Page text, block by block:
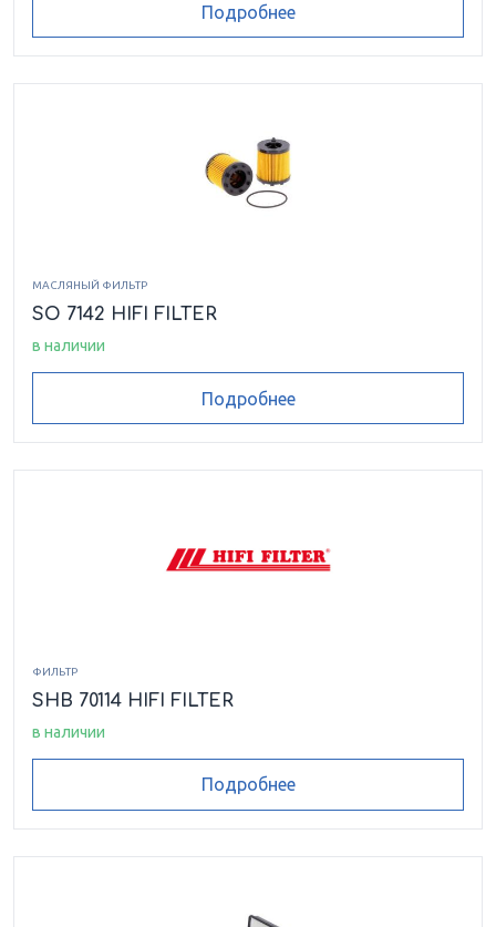
Подробнее
МАСЛЯНЫЙ ФИЛЬТР
SO 7142 HIFI FILTER
в наличии
Подробнее
ФИЛЬТР
SHB 70114 HIFI FILTER
в наличии
Подробнее